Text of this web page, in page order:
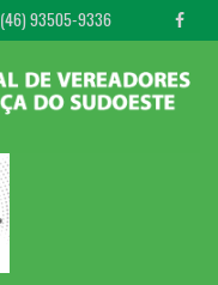
(46) 93505-9336